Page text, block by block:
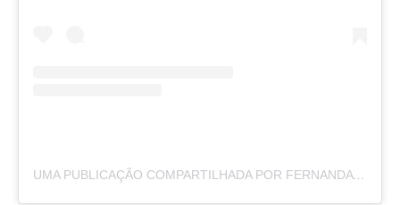
UMA PUBLICAÇÃO COMPARTILHADA POR FERNANDA LIMA (@FERNANDALIMA)